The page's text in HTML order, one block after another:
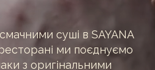
суші в SAYANA
ми поєднуємо
з оригінальними